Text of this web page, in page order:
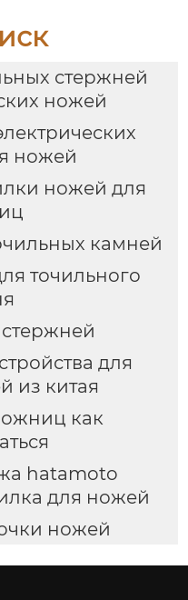
стержней
ножей
ножей
ножей для
камней
точильного
для
из китая
как
hatamoto
для ножей
ножей